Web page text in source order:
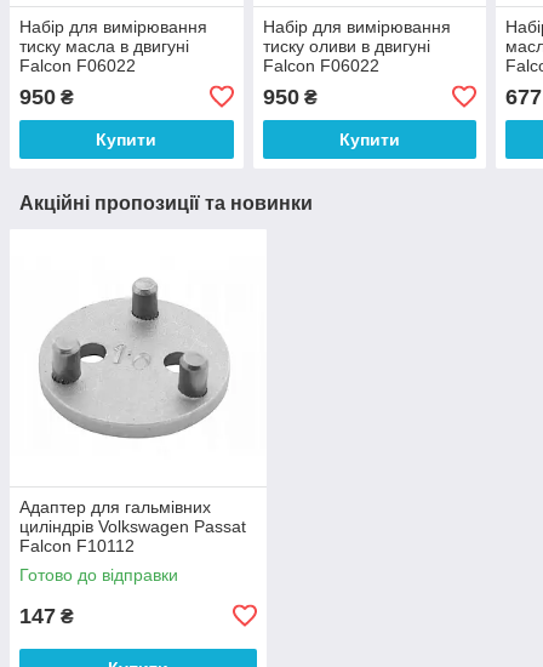
Набір для вимірювання
тиску масла в двигуні
Falcon F06022
950 ₴
Купити
Набір для вимірювання
тиску оливи в двигуні
Falcon F06022
950₴
Купити
677
Акційні пропозиції та новинки
Адаптер для гальмівних
циліндрів Volkswagen Passat
Falcon F10112
Готово до відправки
147 ₴